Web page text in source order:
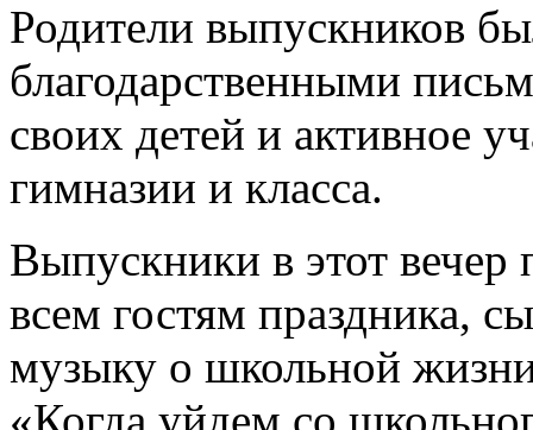
Родители выпускников
благодарственными
своих детей и активное
гимназии и класса.
Выпускники в этот вечер
всем гостям праздника,
музыку о школьной